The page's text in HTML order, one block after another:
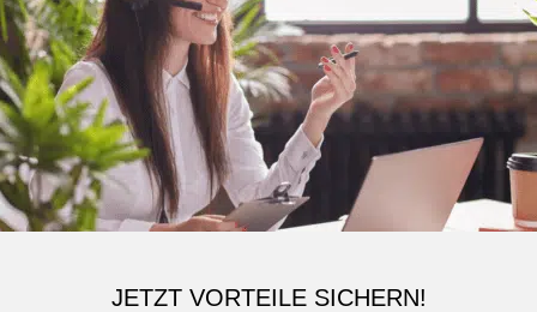
JETZT VORTEILE SICHERN!